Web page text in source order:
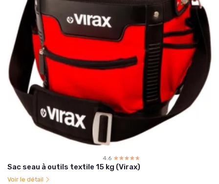
4.6 ☆☆☆☆☆
★★★★★
Sac seau à outils textile 15 kg (Virax)
Voir le détail